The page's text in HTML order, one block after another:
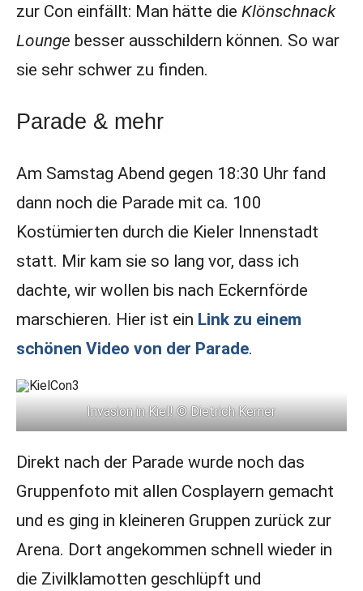
zur Con einfällt: Man hätte die Klönschnack
Lounge besser ausschildern können. So war
sie sehr schwer zu finden.
Parade & mehr
Am Samstag Abend gegen 18:30 Uhr fand
dann noch die Parade mit ca. 100
Kostümierten durch die Kieler Innenstadt
statt. Mir kam sie so lang vor, dass ich
dachte, wir wollen bis nach Eckernförde
marschieren. Hier ist ein Link zu einem
schönen Video von der Parade.
Invasion in Kiel! © Dietrich Kerner
Direkt nach der Parade wurde noch das
Gruppenfoto mit allen Cosplayern gemacht
und es ging in kleineren Gruppen zurück zur
Arena. Dort angekommen schnell wieder in
die Zivilklamotten geschlüpft und